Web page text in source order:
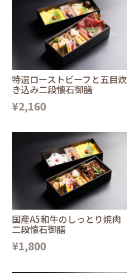
特選ローストビーフと五目炊
き込み二段懐石御膳
¥2,160
国産A5和牛のしっとり焼肉
二段懐石御膳
¥1,800